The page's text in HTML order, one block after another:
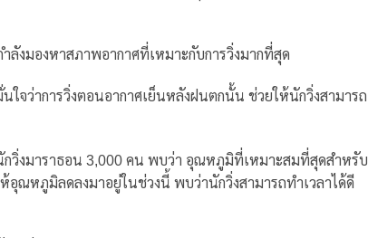
ลังมองหาสภาพอากาศที่เหมาะกับการวิ่งมากที่สุด
จว่าการวิ่งตอนอากาศเย็นหลังฝนตกนั้น ช่วยให้นักวิ่งสามารถ
วิ่งมาราธอน 3,000 คน พบว่า อุณหภูมิที่เหมาะสมที่สุดสำหรับ
อุณหภูมิลดลงมาอยู่ในช่วงนี้ พบว่านักวิ่งสามารถทำเวลาได้ดี